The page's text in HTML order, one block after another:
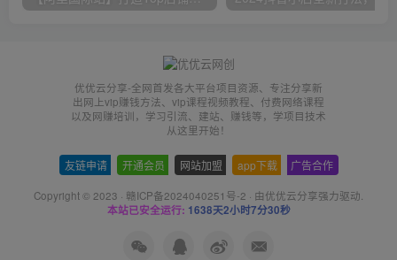
优优云分享-全网首发各大平台项目资源、专注分享新
出网上vip赚钱方法、vip课程视频教程、付费网络课程
以及网赚培训，学习引流、建站、赚钱等，学项目技术
从这里开始！
友链申请 开通会员 网站加盟 app下载 广告合作
Copyright © 2023 · 赣ICP备2024040251号-2 · 由优优云分享强力驱动.
本站已安全运行: 1638天2小时7分30秒